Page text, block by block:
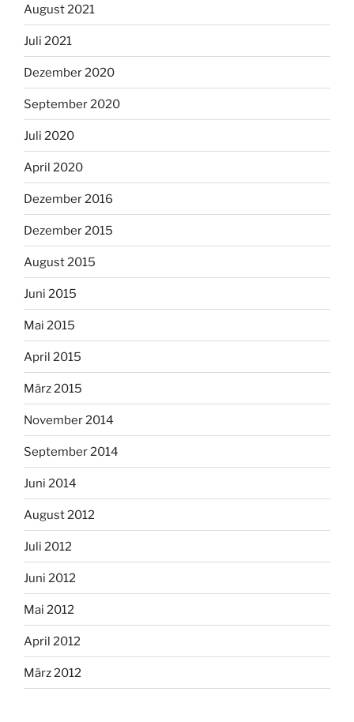
August 2021
Juli 2021
Dezember 2020
September 2020
Juli 2020
April 2020
Dezember 2016
Dezember 2015
August 2015
Juni 2015
Mai 2015
April 2015
März 2015
November 2014
September 2014
Juni 2014
August 2012
Juli 2012
Juni 2012
Mai 2012
April 2012
März 2012